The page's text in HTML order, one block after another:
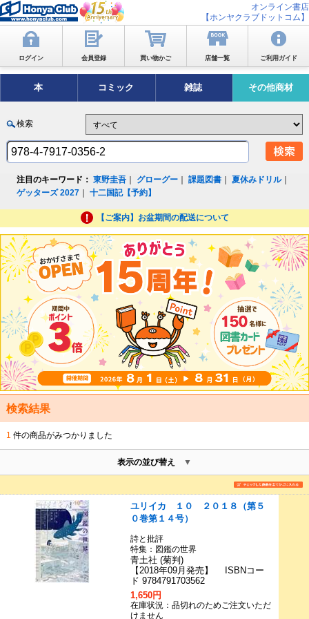
オンライン書店
【ホンヤクラブドットコム】
ログイン 会員登録 買い物かご 店舗一覧 ご利用ガイド
本 コミック 雑誌 その他商材
検索
注目のキーワード： 東野圭吾 グローグー ｜課題図書 ｜夏休みドリル｜
ゲッターズ 2027 ｜十二国記【予約】
【ご案内】お盆期間の配送について
検索結果
1 件の商品がみつかりました
表示の並び替え
ユリイカ １０ ２０１８（第５
０巻第１４号）
詩と批評
特集：図鑑の世界
青土社 (菊判)
【2018年09月発売】 ISBNコー
ド 9784791703562
1,650円
在庫状況：品切れのためご注文いただ
けません